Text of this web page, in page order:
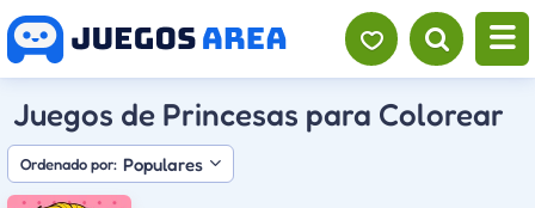
Juegos de Princesas para Colorear
Ordenado por: Populares